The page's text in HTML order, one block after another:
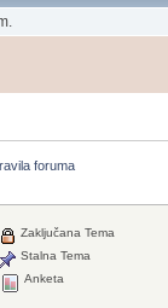
foruma
Zaključana Tema
Stalna Tema
Anketa